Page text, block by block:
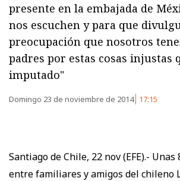
presente en la embajada de
nos escuchen y para que
preocupación que nosotros
padres por estas cosas injustas
imputado"
Domingo 23 de noviembre de 2014 17:15
Santiago de Chile, 22 nov (EFE).- Unas
entre familiares y amigos del chileno